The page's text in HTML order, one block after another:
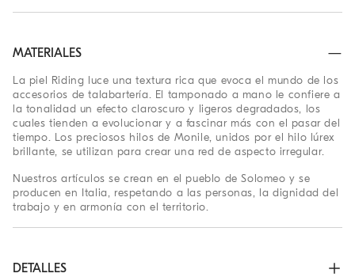
MATERIALES
La piel Riding luce una textura rica que evoca el mundo de los
accesorios de talabartería. El tamponado a mano le confiere a
la tonalidad un efecto claroscuro y ligeros degradados, los
cuales tienden a evolucionar y a fascinar más con el pasar del
tiempo. Los preciosos hilos de Monile, unidos por el hilo lúrex
brillante, se utilizan para crear una red de aspecto irregular.
Nuestros artículos se crean en el pueblo de Solomeo y se
producen en Italia, respetando a las personas, la dignidad del
trabajo y en armonía con el territorio.
DETALLES